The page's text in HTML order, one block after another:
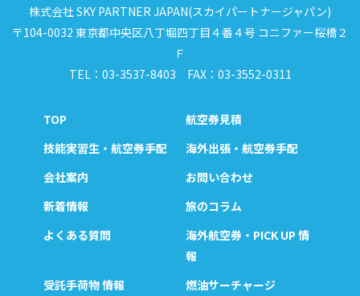
株式会社 SKY PARTNER JAPAN(スカイパートナージャパン)
〒104-0032 東京都中央区八丁堀四丁目４番４号 コニファー桜橋２
Ｆ
TEL：03-3537-8403 FAX：03-3552-0311
TOP
航空券見積
技能実習生・航空券手配
海外出張・航空券手配
会社案内
お問い合わせ
新着情報
旅のコラム
よくある質問
海外航空券・PICK UP 情
報
受託手荷物 情報
燃油サーチャージ